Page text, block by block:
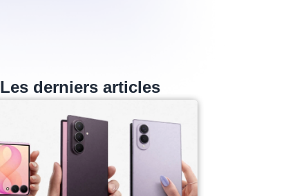
Les derniers articles